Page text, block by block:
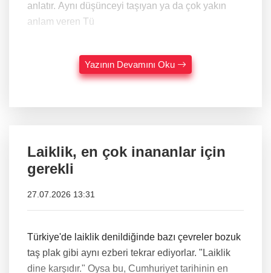
anlatır. Aynı düşünceyi taşıyan ya da çok yakın
anlam veren Tü
Yazının Devamını Oku
Laiklik, en çok inananlar için
gerekli
27.07.2026 13:31
Türkiye'de laiklik denildiğinde bazı çevreler bozuk
taş plak gibi aynı ezberi tekrar ediyorlar. "Laiklik
dine karşıdır." Oysa bu, Cumhuriyet tarihinin en